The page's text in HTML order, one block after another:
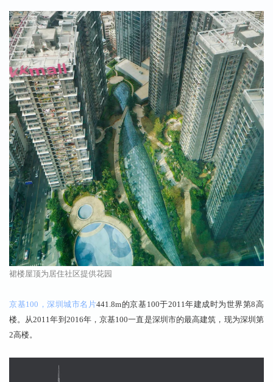
裙楼屋顶为居住社区提供花园
京基100，深圳城市名片441.8m的京基100于2011年建成时为世界第8高
楼。从2011年到2016年，京基100一直是深圳市的最高建筑，现为深圳第
2高楼。